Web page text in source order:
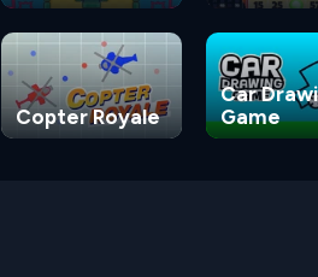
Square
Copter Royale
Car
Game